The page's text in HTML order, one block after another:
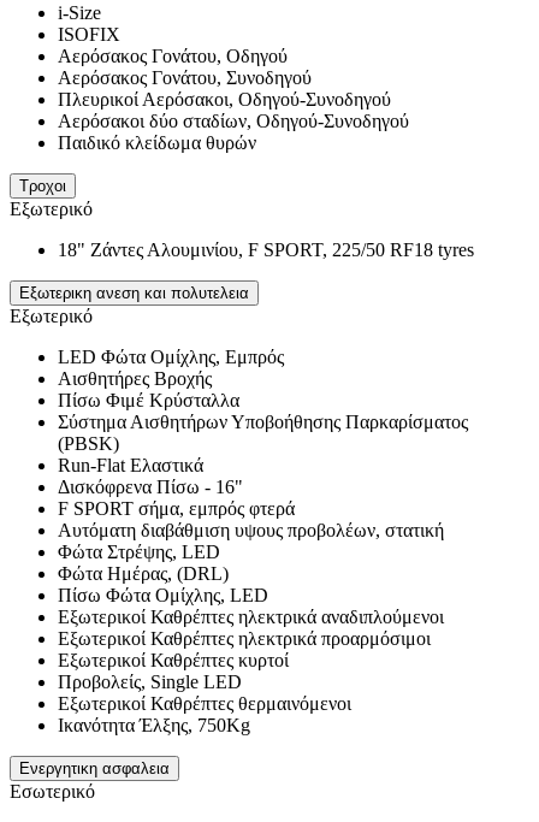
i-Size
ISOFIX
Αερόσακος Γονάτου, Οδηγού
Αερόσακος Γονάτου, Συνοδηγού
Πλευρικοί Αερόσακοι, Οδηγού-Συνοδηγού
Αερόσακοι δύο σταδίων, Οδηγού-Συνοδηγού
Παιδικό κλείδωμα θυρών
Τροχοι
Εξωτερικό
18" Ζάντες Αλουμινίου, F SPORT, 225/50 RF18 tyres
Εξωτερικη ανεση και πολυτελεια
Εξωτερικό
LED Φώτα Ομίχλης, Εμπρός
Αισθητήρες Βροχής
Πίσω Φιμέ Κρύσταλλα
Σύστημα Αισθητήρων Υποβοήθησης Παρκαρίσματος
(PBSK)
Run-Flat Ελαστικά
Δισκόφρενα Πίσω - 16"
F SPORT σήμα, εμπρός φτερά
Αυτόματη διαβάθμιση υψους προβολέων, στατική
Φώτα Στρέψης, LED
Φώτα Ημέρας, (DRL)
Πίσω Φώτα Ομίχλης, LED
Εξωτερικοί Καθρέπτες ηλεκτρικά αναδιπλούμενοι
Εξωτερικοί Καθρέπτες ηλεκτρικά προαρμόσιμοι
Εξωτερικοί Καθρέπτες κυρτοί
Προβολείς, Single LED
Εξωτερικοί Καθρέπτες θερμαινόμενοι
Ικανότητα Έλξης, 750Kg
Ενεργητικη ασφαλεια
Εσωτερικό